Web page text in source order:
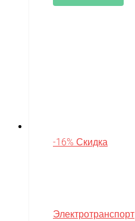
-16% Скидка
Электротранспорт